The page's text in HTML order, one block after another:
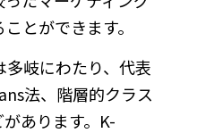
とができます。
岐にわたり、代表
法、階層的クラス
あります。K-